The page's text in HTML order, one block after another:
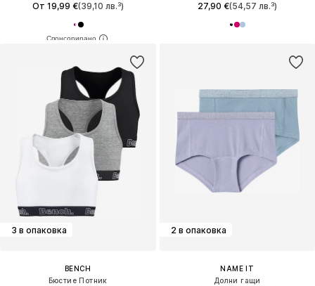
От 19,99 €(39,10 лв.³) 27,90 €(54,57 лв.³)
3 в опаковка
BENCH
Бюстие Потник
2 в опаковка
NAME IT
Долни гащи